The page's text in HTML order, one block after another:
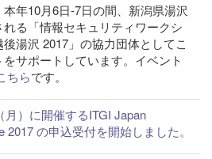
年10月6日-7日の間、新潟県湯沢
る「情報セキュリティワークシ
後湯沢 2017」の協力団体としてこ
サポートしています。イベント
ちらです。
月）に開催するITGI Japan
2017 の申込受付を開始しました。